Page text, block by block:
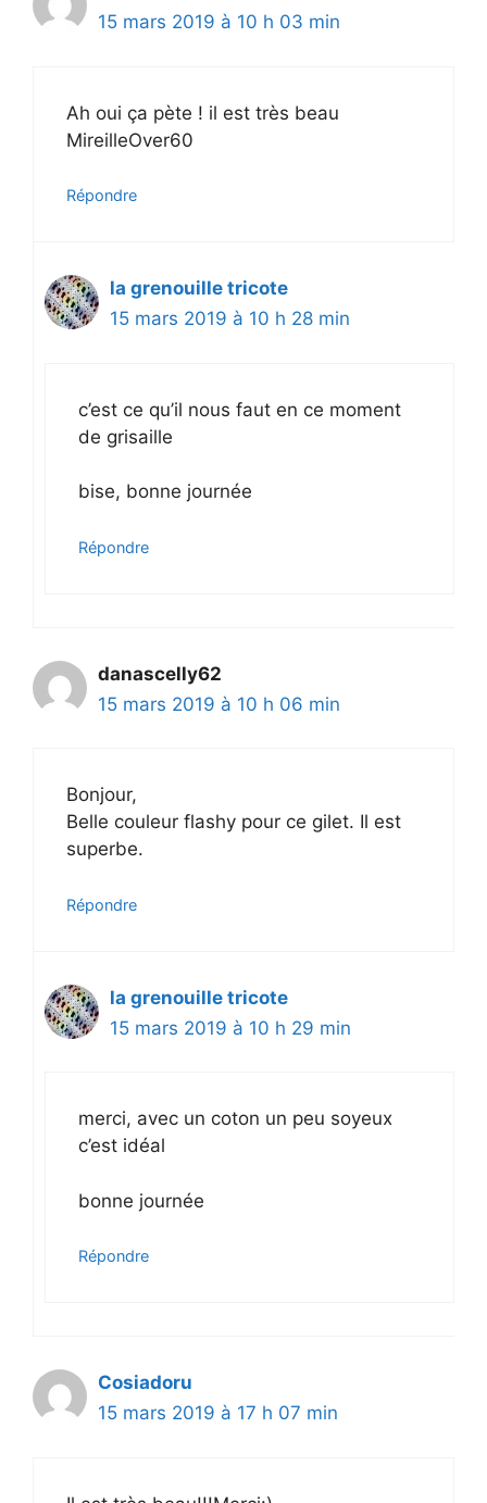
15 mars 2019 à 10 h 03 min
Ah oui ça pète ! il est très beau
MireilleOver60
Répondre
la grenouille tricote
15 mars 2019 à 10 h 28 min
c’est ce qu’il nous faut en ce moment
de grisaille
bise, bonne journée
Répondre
danascelly62
15 mars 2019 à 10 h 06 min
Bonjour,
Belle couleur flashy pour ce gilet. Il est
superbe.
Répondre
la grenouille tricote
15 mars 2019 à 10 h 29 min
merci, avec un coton un peu soyeux
c’est idéal
bonne journée
Répondre
Cosiadoru
15 mars 2019 à 17 h 07 min